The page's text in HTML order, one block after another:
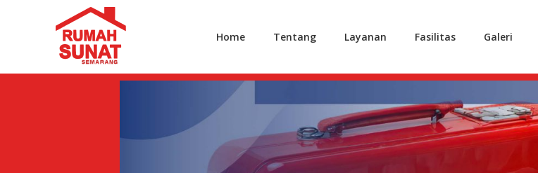
Home Tentang Layanan Fasilitas Galeri